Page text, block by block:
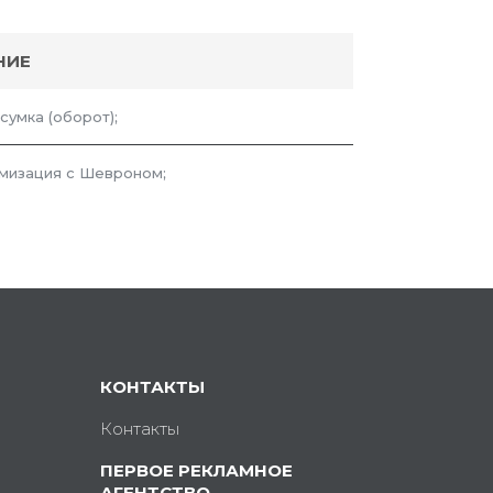
(оборот);
с Шевроном;
КОНТАКТЫ
Контакты
ПЕРВОЕ РЕКЛАМНОЕ